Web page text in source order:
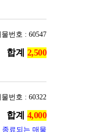
물번호 : 60547
합계
물번호 : 60322
합계
종료되는 매물